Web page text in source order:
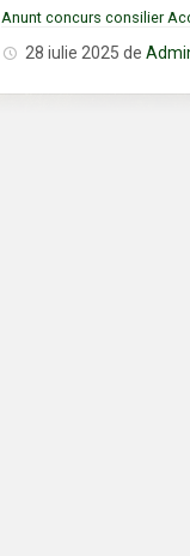
Anunt concurs consilier
28 iulie 2025de